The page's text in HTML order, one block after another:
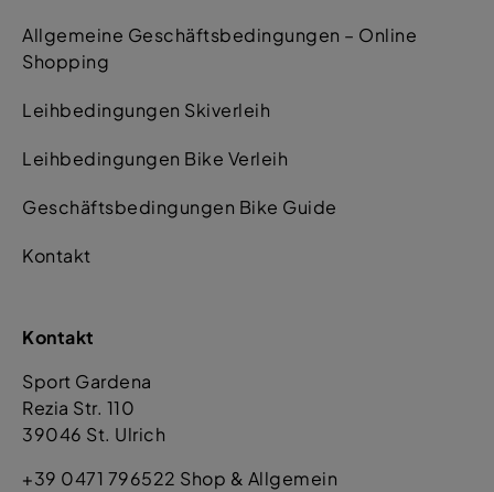
Allgemeine Geschäftsbedingungen – Online
Shopping
Leihbedingungen Skiverleih
Leihbedingungen Bike Verleih
Geschäftsbedingungen Bike Guide
Kontakt
Kontakt
Sport Gardena
Rezia Str. 110
39046 St. Ulrich
+39 0471 796522 Shop & Allgemein